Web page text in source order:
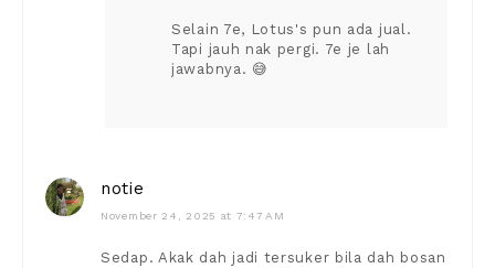
Selain 7e, Lotus's pun ada jual.
Tapi jauh nak pergi. 7e je lah
jawabnya. 😅
notie
November 24, 2025 at 7:47 AM
Sedap. Akak dah jadi tersuker bila dah bosan